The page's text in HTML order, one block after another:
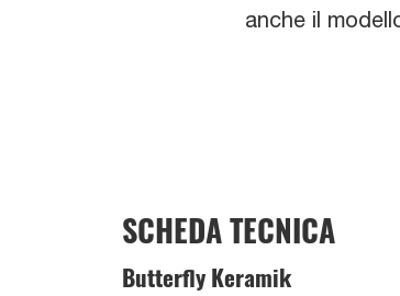
anche il
SCHEDA TECNICA
Butterfly Keramik